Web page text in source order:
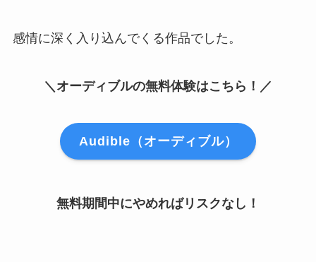
感情に深く入り込んでくる作品でした。
＼オーディブルの無料体験はこちら！／
Audible（オーディブル）
無料期間中にやめればリスクなし！